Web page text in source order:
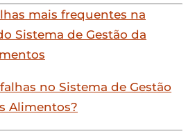
mais frequentes na
Sistema de Gestão da
no Sistema de Gestão
Alimentos?